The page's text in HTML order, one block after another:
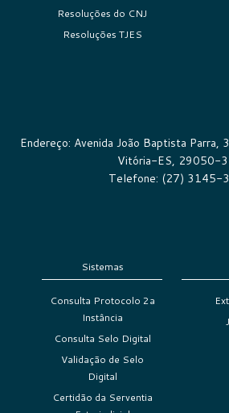
Resoluções do CNJ
Resoluções TJES
Endereço: Avenida João Baptista Parra,
Vitória-ES, 29050-
Telefone: (27) 3145-
Sistemas
Consulta Protocolo 2a
Instância
Consulta Selo Digital
Validação de Selo
Digital
Certidão da Serventia